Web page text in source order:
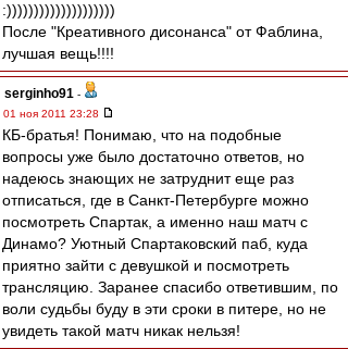
:))))))))))))))))))))
После "Креативного дисонанса" от Фаблина,
лучшая вещь!!!!
serginho91 -
01 ноя 2011 23:28
КБ-братья! Понимаю, что на подобные
вопросы уже было достаточно ответов, но
надеюсь знающих не затруднит еще раз
отписаться, где в Санкт-Петербурге можно
посмотреть Спартак, а именно наш матч с
Динамо? Уютный Спартаковский паб, куда
приятно зайти с девушкой и посмотреть
трансляцию. Заранее спасибо ответившим, по
воли судьбы буду в эти сроки в питере, но не
увидеть такой матч никак нельзя!